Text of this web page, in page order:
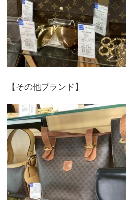
【その他ブランド】